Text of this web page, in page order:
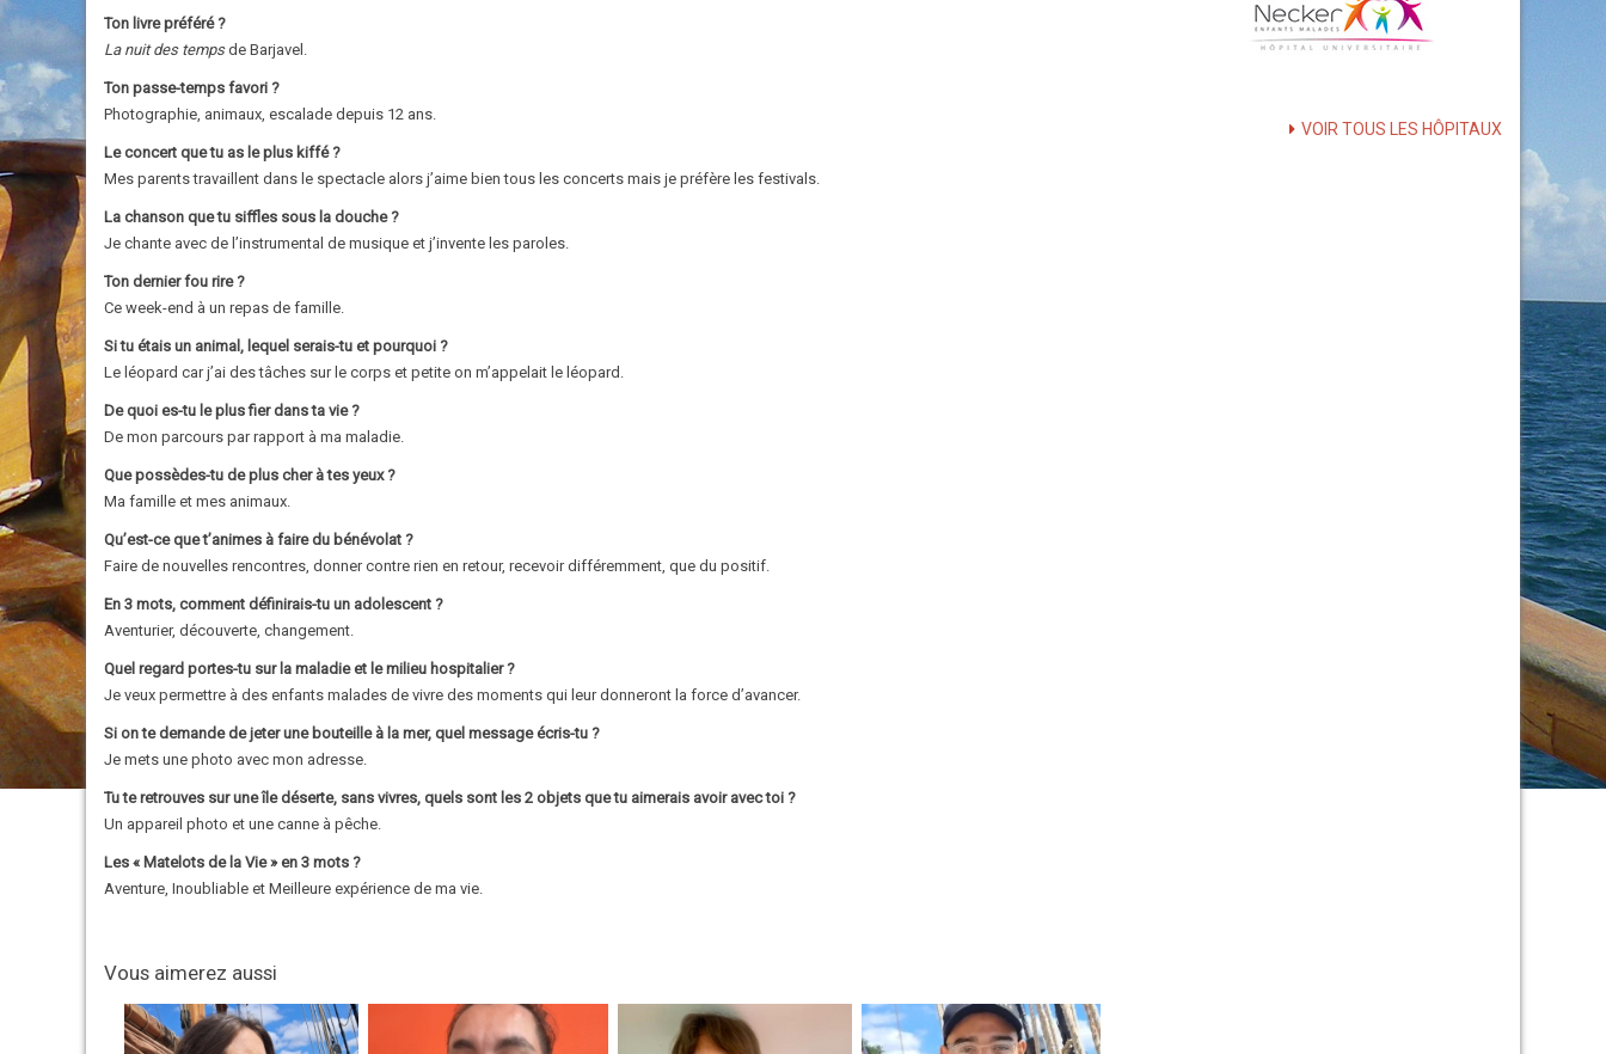
Ton livre préféré ?
La nuit des tempsde Barjavel.
Ton passe-temps favori ?
Photographie, animaux, escalade depuis 12 ans.
Le concert que tu as le plus kiffé ?
Mes parents travaillent dans le spectacle alors j’aime bien tous les concerts mais je préfère les festivals.
La chanson que tu siffles sous la douche ?
Je chante avec de l’instrumental de musique et j’invente les paroles.
Ton dernier fou rire ?
Ce week-end à un repas de famille.
Si tu étais un animal, lequel serais-tu et pourquoi ?
Le léopard car j’ai des tâches sur le corps et petite on m’appelait le léopard.
De quoi es-tu le plus fier dans ta vie ?
De mon parcours par rapport à ma maladie.
Que possèdes-tu de plus cher à tes yeux ?
Ma famille et mes animaux.
Qu’est-ce que t’animes à faire du bénévolat ?
Faire de nouvelles rencontres, donner contre rien en retour, recevoir différemment, que du positif.
En 3 mots, comment définirais-tu un adolescent ?
Aventurier, découverte, changement.
Quel regard portes-tu sur la maladie et le milieu hospitalier ?
Je veux permettre à des enfants malades de vivre des moments qui leur donneront la force d’avancer.
Si on te demande de jeter une bouteille à la mer, quel message écris-tu ?
Je mets une photo avec mon adresse.
Tu te retrouves sur une île déserte, sans vivres, quels sont les 2 objets que tu aimerais avoir avec toi ?
Un appareil photo et une canne à pêche.
Les « Matelots de la Vie » en 3 mots ?
Aventure, Inoubliable et Meilleure expérience de ma vie.
Vous aimerez aussi
VOIR TOUS LES HÔPITAUX